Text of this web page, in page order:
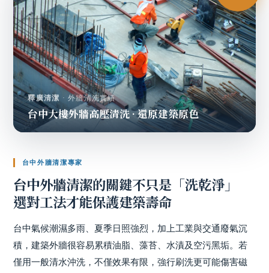
釋廣清潔 · 外牆清洗實績
台中大樓外牆高壓清洗 · 還原建築原色
台中外牆清潔專家
台中外牆清潔的關鍵不只是「洗乾淨」
選對工法才能保護建築壽命
台中氣候潮濕多雨、夏季日照強烈，加上工業與交通廢氣沉
積，建築外牆很容易累積油脂、藻苔、水漬及空污黑垢。若
僅用一般清水沖洗，不僅效果有限，強行刷洗更可能傷害磁